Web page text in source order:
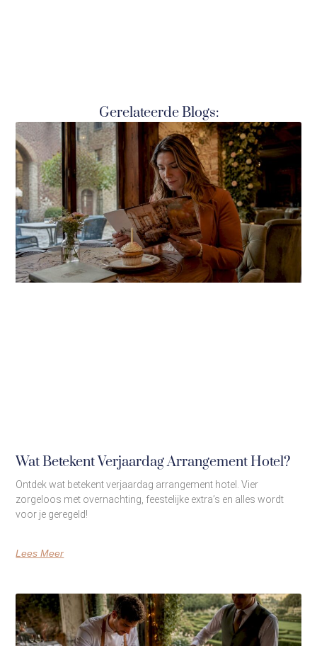
Gerelateerde Blogs:
Wat Betekent Verjaardag Arrangement Hotel?
Ontdek wat betekent verjaardag arrangement hotel. Vier
zorgeloos met overnachting, feestelijke extra’s en alles wordt
voor je geregeld!
Lees Meer